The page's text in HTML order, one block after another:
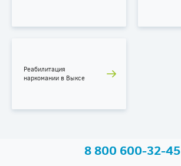
Реабилитация
наркомании в Выксе
8 800 600-32-45